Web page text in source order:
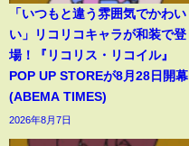
「いつもと違う雰囲気でかわい
い」リコリコキャラが和装で登
場！『リコリス・リコイル』
POP UP STOREが8月28日開幕
(ABEMA TIMES)
2026年8月7日